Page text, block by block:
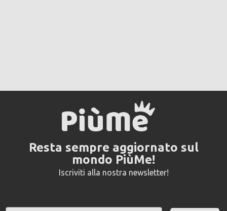
Resta sempre aggiornato sul
mondo PiùMe!
Iscriviti alla nostra newsletter!